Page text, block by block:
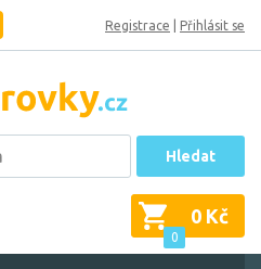
Registrace Přihlásit se
Hledat
0
0 Kč